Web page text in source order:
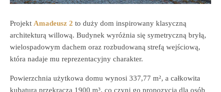
Projekt Amadeusz 2 to duży dom inspirowany klasyczną
architekturą willową. Budynek wyróżnia się symetryczną bryłą,
wielospadowym dachem oraz rozbudowaną strefą wejściową,
która nadaje mu reprezentacyjny charakter.
Powierzchnia użytkowa domu wynosi 337,77 m², a całkowita
kubatura przekracza 1900 m³, co czyni go propozycją dla osób